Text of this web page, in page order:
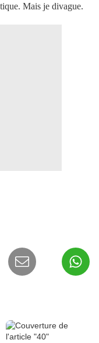
Mais je divague.